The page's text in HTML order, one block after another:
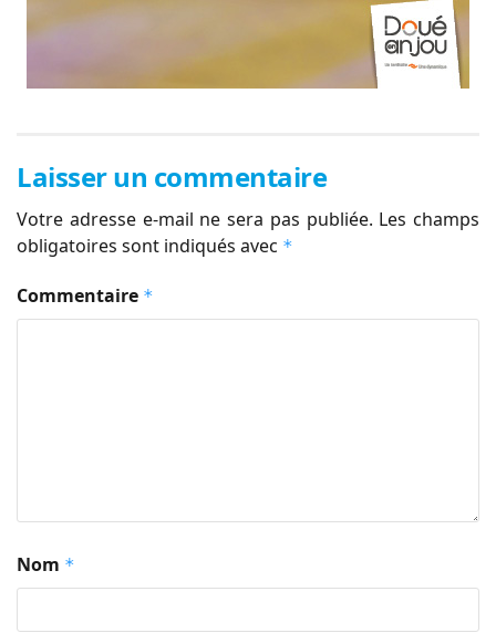
Laisser un commentaire
Votre adresse e-mail ne sera pas publiée. Les champs
obligatoires sont indiqués avec *
Commentaire *
Nom *